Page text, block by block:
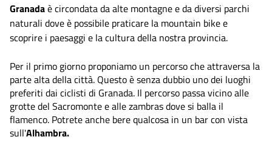
Granadaè circondata da alte montagne e da diversi parchi
naturali dove è possibile praticare la mountain bike e
scoprire i paesaggi e la cultura della nostra provincia.
Per il primo giorno proponiamo un percorso che attraversa la
parte alta della città. Questo è senza dubbio uno dei luoghi
preferiti dai ciclisti di Granada. Il percorso passa vicino alle
grotte del Sacromonte e alle zambras dove si balla il
flamenco. Potrete anche bere qualcosa in un bar con vista
sull'Alhambra.